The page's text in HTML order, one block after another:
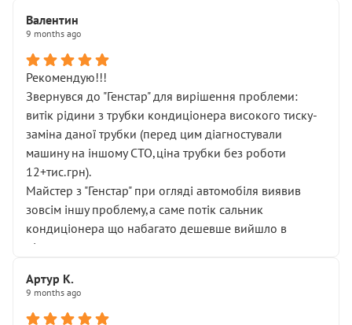
Валентин
9 months ago
Рекомендую!!!
Звернувся до "Генстар" для вирішення проблеми:
витік рідини з трубки кондиціонера високого тиску-
заміна даної трубки (перед цим діагностували
машину на іншому СТО,ціна трубки без роботи
12+тис.грн).
Майстер з "Генстар" при огляді автомобіля виявив
зовсім іншу проблему,а саме потік сальник
кондиціонера що набагато дешевше вийшло в
підсумку.
Артур К.
9 months ago